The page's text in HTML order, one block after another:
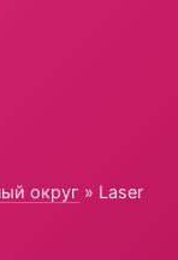
округ » Laser